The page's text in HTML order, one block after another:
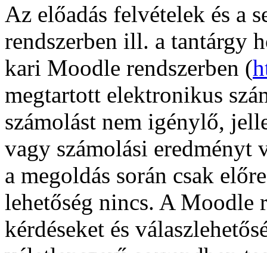
Az előadás felvételek és a
rendszerben ill. a tantárgy
kari Moodle rendszerben (
megtartott elektronikus
számolást nem igénylő,
vagy számolási eredményt
a megoldás során csak
lehetőség nincs. A Moodle
kérdéseket és